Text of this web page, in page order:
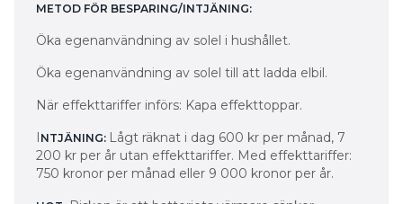
METOD FÖR BESPARING/INTJÄNING:
Öka egenanvändning av solel i hushållet.
Öka egenanvändning av solel till att ladda elbil.
När effekttariffer införs: Kapa effekttoppar.
I NTJÄNING: Lågt räknat i dag 600 kr per månad, 7
200 kr per år utan effekttariffer. Med effekttariffer:
750 kronor per månad eller 9 000 kronor per år.